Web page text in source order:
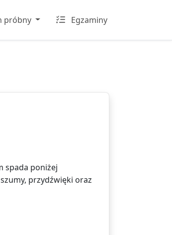
próbny Egzaminy
spada poniżej
przydźwięki oraz